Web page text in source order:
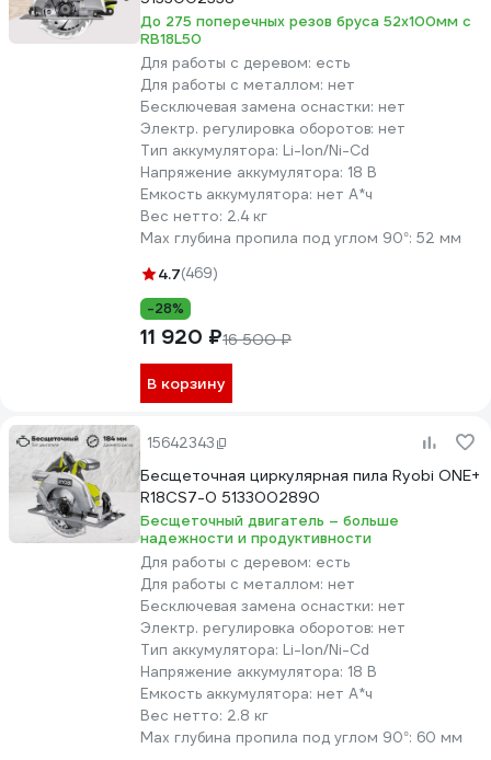
До 275 поперечных резов бруса 52х100мм с
RB18L50
Для работы с деревом: есть
Для работы с металлом: нет
Бесключевая замена оснастки: нет
Электр. регулировка оборотов: нет
Тип аккумулятора: Li-lon/Ni-Cd
Напряжение аккумулятора: 18 В
Емкость аккумулятора: нет А*ч
Вес нетто: 2.4 кг
Max глубина пропила под углом 90°: 52 мм
4.7(469)
-28%
11 920 ₽16 500 ₽
В корзину
15642343
Бесщеточная циркулярная пила Ryobi ONE+
R18CS7-0 5133002890
Бесщеточный двигатель – больше
надежности и продуктивности
Для работы с деревом: есть
Для работы с металлом: нет
Бесключевая замена оснастки: нет
Электр. регулировка оборотов: нет
Тип аккумулятора: Li-lon/Ni-Cd
Напряжение аккумулятора: 18 В
Емкость аккумулятора: нет А*ч
Вес нетто: 2.8 кг
Max глубина пропила под углом 90°: 60 мм